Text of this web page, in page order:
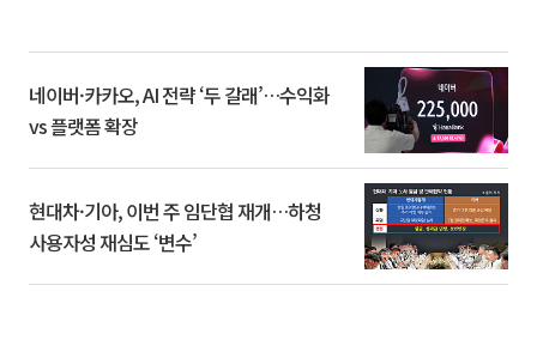
네이버·카카오, AI 전략 ‘두 갈래’…수익화
vs 플랫폼 확장
현대차·기아, 이번 주 임단협 재개…하청
사용자성 재심도 ‘변수’